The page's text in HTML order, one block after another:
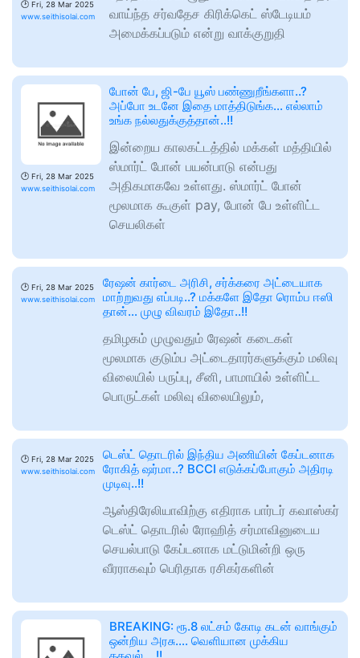
🕑 Fri, 28 Mar 2025
www.seithisolai.com
வாய்ந்த சர்வதேச கிரிக்கெட் ஸ்டேடியம்
அமைக்கப்படும் என்று வாக்குறுதி
🕑 Fri, 28 Mar 2025
www.seithisolai.com
போன் பே, ஜி-பே யூஸ் பண்ணுறீங்களா..?
அப்போ உடனே இதை மாத்திடுங்க… எல்லாம்
உங்க நல்லதுக்குத்தான்..!!
இன்றைய காலகட்டத்தில் மக்கள் மத்தியில்
ஸ்மார்ட் போன் பயன்பாடு என்பது
அதிகமாகவே உள்ளது. ஸ்மார்ட் போன்
மூலமாக கூகுள் pay, போன் பே உள்ளிட்ட
செயலிகள்
🕑 Fri, 28 Mar 2025
www.seithisolai.com
ரேஷன் கார்டை அரிசி, சர்க்கரை அட்டையாக
மாற்றுவது எப்படி..? மக்களே இதோ ரொம்ப ஈஸி
தான்… முழு விவரம் இதோ..!!
தமிழகம் முழுவதும் ரேஷன் கடைகள்
மூலமாக குடும்ப அட்டைதாரர்களுக்கும் மலிவு
விலையில் பருப்பு, சீனி, பாமாயில் உள்ளிட்ட
பொருட்கள் மலிவு விலையிலும்,
🕑 Fri, 28 Mar 2025
www.seithisolai.com
டெஸ்ட் தொடரில் இந்திய அணியின் கேப்டனாக
ரோகித் ஷர்மா..? BCCI எடுக்கப்போகும் அதிரடி
முடிவு..!!
ஆஸ்திரேலியாவிற்கு எதிராக பார்டர் கவாஸ்கர்
டெஸ்ட் தொடரில் ரோஹித் சர்மாவினுடைய
செயல்பாடு கேப்டனாக மட்டுமின்றி ஒரு
வீரராகவும் பெரிதாக ரசிகர்களின்
BREAKING: ரூ.8 லட்சம் கோடி கடன் வாங்கும்
ஒன்றிய அரசு…. வெளியான முக்கிய